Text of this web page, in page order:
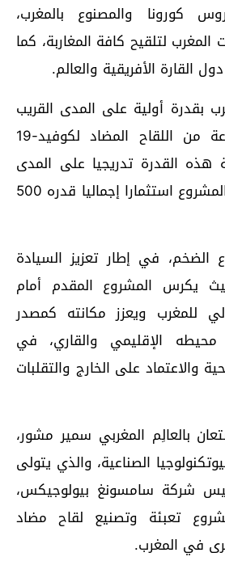
كورونا والمصنوع بالمغرب،
لتلقيح كافة المغاربة، كما
القارة الأفريقية والعالم.
بقدرة أولية على المدى القريب
لإنتاج 5 ملايين جرعة من اللقاح المضاد لكوفيد-19
القدرة تدريجيا على المدى
المتوسط. وسيعبئ المشروع استثمارا إجماليا قدره 500
الضخم، في إطار تعزيز السيادة
يكرس المشروع المقدم أمام
للمغرب ويعزز مكانته كمصدر
الإقليمي والقاري، في
والاعتماد على الخارج والتقلبات
بالعالِم المغربي سمير مشور،
الصناعية، والذي يتولى
شركة سامسونغ بيولوجيكس،
تعبئة وتصنيع لقاح مضاد
في المغرب.